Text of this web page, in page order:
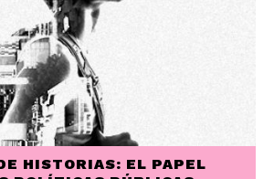
HISTORIAS: EL PAPEL